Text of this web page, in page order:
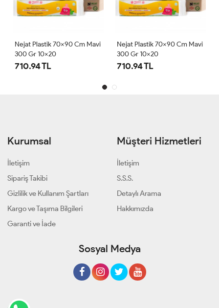
70x90 Cm Mavi
Nejat Plastik 70x90 Cm Mavi
Nejat Plastik
Kurumsal
İletişim
Sipariş Takibi
Gizlilik ve Kullanım Şartları
Kargo ve Taşıma Bilgileri
Garanti ve İade
Müşteri Hizmetleri
İletişim
S.S.S.
Detaylı Arama
Hakkımızda
Sosyal Medya